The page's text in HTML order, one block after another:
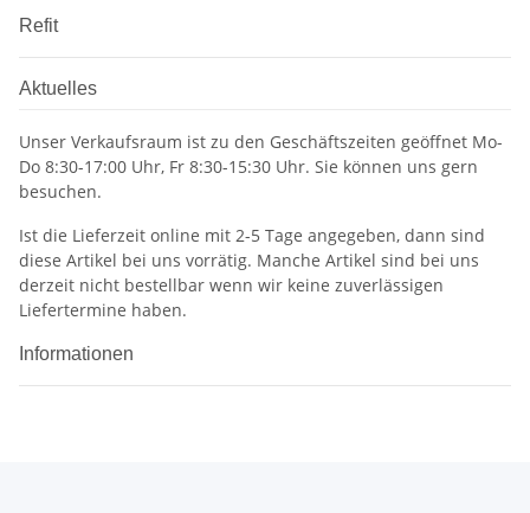
Refit
Aktuelles
Unser Verkaufsraum ist zu den Geschäftszeiten geöffnet Mo-
Do 8:30-17:00 Uhr, Fr 8:30-15:30 Uhr. Sie können uns gern
besuchen.
Ist die Lieferzeit online mit 2-5 Tage angegeben, dann sind
diese Artikel bei uns vorrätig. Manche Artikel sind bei uns
derzeit nicht bestellbar wenn wir keine zuverlässigen
Liefertermine haben.
Informationen